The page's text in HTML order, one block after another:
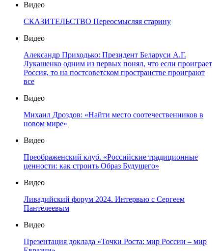
Видео
СКАЗИТЕЛЬСТВО Переосмысляя старину
Видео
Александр Приходько: Президент Беларуси А.Г.
Лукашенко одним из первых понял, что если проиграет
Россия, то на постсоветском пространстве проиграют
все
Видео
Михаил Дроздов: «Найти место соотечественников в
новом мире»
Видео
Преображенский клуб. «Российские традиционные
ценности: как строить Образ Будущего»
Видео
Ливадийский форум 2024. Интервью с Сергеем
Пантелеевым
Видео
Презентация доклада «Точки Роста: мир России – мир